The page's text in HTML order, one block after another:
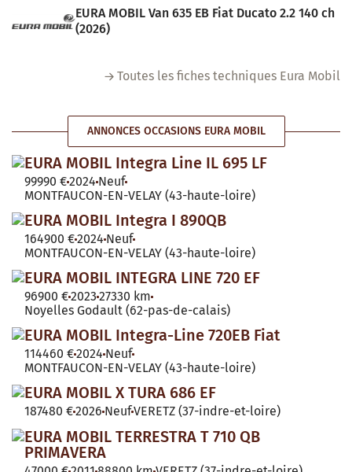
EURA MOBIL Van 635 EB Fiat Ducato 2.2 140 ch
(2026)
Toutes les fiches techniques Eura Mobil
ANNONCES OCCASIONS EURA MOBIL
EURA MOBIL Integra Line IL 695 LF
99990 €2024 Neuf
MONTFAUCON-EN-VELAY (43-haute-loire)
EURA MOBIL Integra I 890QB
164900 €2024 Neuf
MONTFAUCON-EN-VELAY (43-haute-loire)
EURA MOBIL INTEGRA LINE 720 EF
96900 €2023 27330 km
Noyelles Godault (62-pas-de-calais)
EURA MOBIL Integra-Line 720EB Fiat
114460 €2024 Neuf
MONTFAUCON-EN-VELAY (43-haute-loire)
EURA MOBIL X TURA 686 EF
187480 €2026 NeufVERETZ (37-indre-et-loire)
EURA MOBIL TERRESTRA T 710 QB
PRIMAVERA